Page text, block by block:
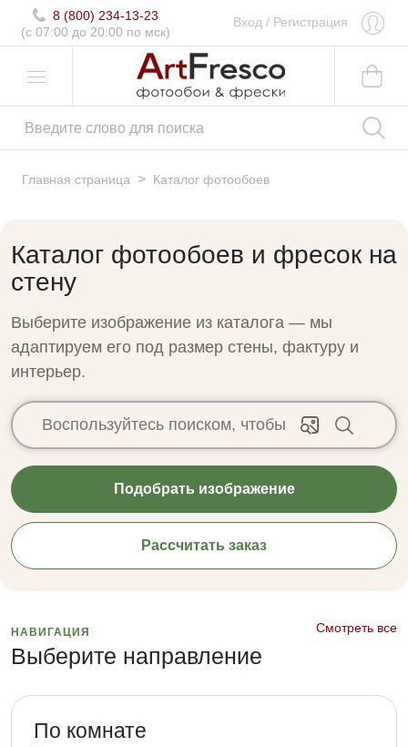
8 (800) 234-13-23
(c 07:00 до 20:00 по мск)
Вход / Регистрация
Главная страница > Каталог фотообоев
Каталог фотообоев и фресок на
стену
Выберите изображение из каталога — мы
адаптируем его под размер стены, фактуру и
интерьер.
Подобрать изображение
Рассчитать заказ
НАВИГАЦИЯ
Выберите направление
Смотреть все
По комнате